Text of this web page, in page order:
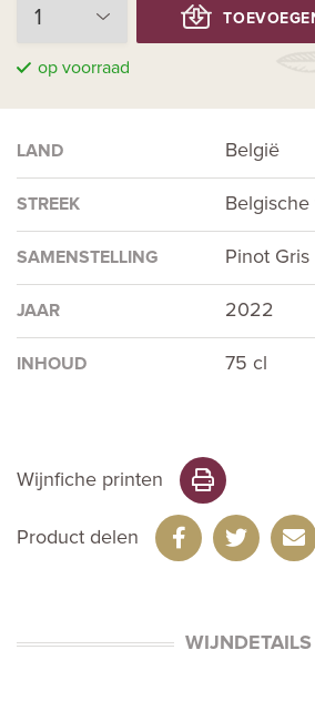
op voorraad
LAND België
STREEK Belgische
SAMENSTELLING Pinot Gris
JAAR 2022
INHOUD 75 cl
Wijnfiche printen
Product delen
WIJNDETAILS